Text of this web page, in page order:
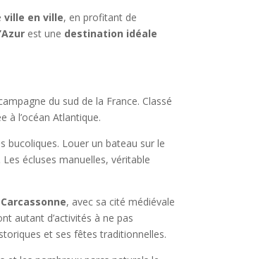
ville en ville, en profitant de
est une destination idéale
du sud de la France. Classé
à l’océan Atlantique.
bucoliques. Louer un bateau sur le
écluses manuelles, véritable
Carcassonne, avec sa cité médiévale
autant d’activités à ne pas
et ses fêtes traditionnelles.